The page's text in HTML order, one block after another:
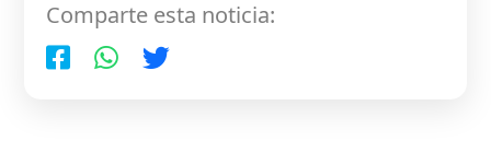
Comparte esta noticia: